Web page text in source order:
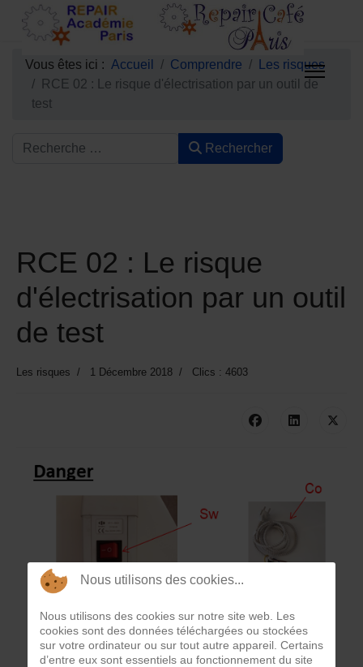
Vous êtes ici : Accueil Comprendre
Les risques
RCE 02 : Le risque d'électrisation par un outil de
test
Rechercher
RCE 02 : Le risque
d'électrisation par un outil
de test
Les risques 1 Décembre 2018 Clics : 4603
Nous utilisons des cookies...
Nous utilisons des cookies sur notre site web. Les
cookies sont des données téléchargées ou stockées
sur votre ordinateur ou sur tout autre appareil. Certains
d’entre eux sont essentiels au fonctionnement du site